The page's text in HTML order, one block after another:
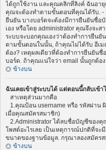
ได้ถูกใช้งาน และคุณคลิกที่ลิงค์ ฉันอา
คุณจะต้องทำตามขั้นตอนที่คุณได้รับ. -
ยืนยัน บางบอร์ดจะต้องมีการยืนยันชื่
เอง หรือโดย administrator คุณจึงจะ
ระบบจะบอกคุณเองว่าต้องทำการยืน
ตามขั้นตอนในนั้น, ถ้าคุณไม่ได้รับ อีเ
ต้อง? เหตุผลเดียวที่ต้องทำการยืนยัน
บอร์ด. ถ้าคุณแน่ใจว่า email นั้นถูกต้อ
ข้างบน
ฉันเคยเข้าสู่ระบบได้ แต่ตอนนี้กลับเข้า
สาเหตุส่วนมากคือ
1.คุณป้อน username หรือ รหัสผ่าน
เมื่อคุณสมัครสมาชิก)
2.Administrator ได้ลบชื่อบัญชีของคุ
โพสต์อะไรเลย เป็นเหตุการณ์ปกติที่จะ
ขนาดของฐานข้อมูล. กรุณาลองสมัคร
ข้างบน